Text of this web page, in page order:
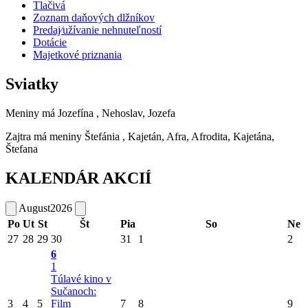
Tlačivá
Zoznam daňových dlžníkov
Predaj⁄užívanie nehnuteľností
Dotácie
Majetkové priznania
Sviatky
Meniny má Jozefína , Nehoslav, Jozefa
Zajtra má meniny Štefánia , Kajetán, Afra, Afrodita, Kajetána,
Štefana
KALENDÁR AKCIÍ
August2026
Po Ut St Št Pia So
Ne
27 28 29 30 31 1 2
3 4 5
6
1
Túlavé kino v
Sučanoch:
Film
7 8 9